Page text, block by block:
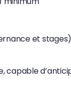
et
capable